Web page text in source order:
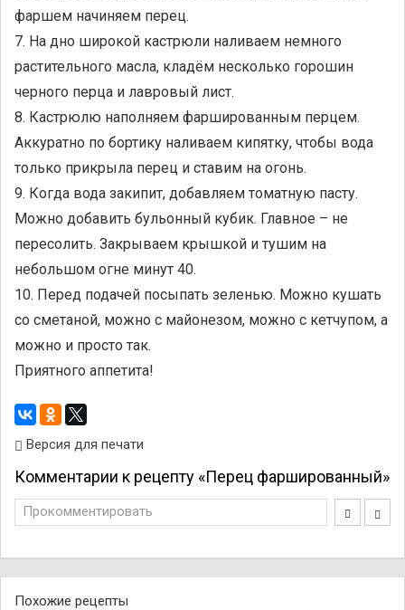
фаршем начиняем перец.
7. На дно широкой кастрюли наливаем немного
растительного масла, кладём несколько горошин
черного перца и лавровый лист.
8. Кастрюлю наполняем фаршированным перцем.
Аккуратно по бортику наливаем кипятку, чтобы вода
только прикрыла перец и ставим на огонь.
9. Когда вода закипит, добавляем томатную пасту.
Можно добавить бульонный кубик. Главное – не
пересолить. Закрываем крышкой и тушим на
небольшом огне минут 40.
10. Перед подачей посыпать зеленью. Можно кушать
со сметаной, можно с майонезом, можно с кетчупом, а
можно и просто так.
Приятного аппетита!
Версия для печати
Комментарии к рецепту «Перец фаршированный»
Прокомментировать
Похожие рецепты